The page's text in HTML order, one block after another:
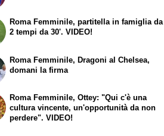
Roma Femminile, partitella in famiglia da
2 tempi da 30'. VIDEO!
Roma Femminile, Dragoni al Chelsea,
domani la firma
Roma Femminile, Ottey: "Qui c'è una
cultura vincente, un'opportunità da non
perdere". VIDEO!